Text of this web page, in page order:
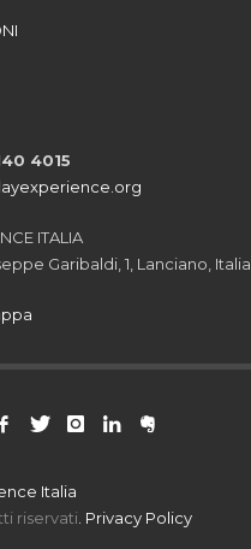
4015
ITALIA
Garibaldi, 1, Lanciano, Italia
riservati Privacy Policy